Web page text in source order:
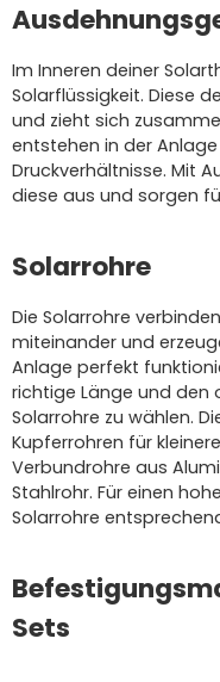
Im Inneren deiner
Solarflüssigkeit. Diese
und zieht sich
entstehen in der
Druckverhältnisse. Mit
diese aus und sorgen
Solarrohre
Die Solarrohre
miteinander und
Anlage perfekt
richtige Länge und den
Solarrohre zu wählen.
Kupferrohren für
Verbundrohre aus
Stahlrohr. Für einen
Solarrohre
Sets